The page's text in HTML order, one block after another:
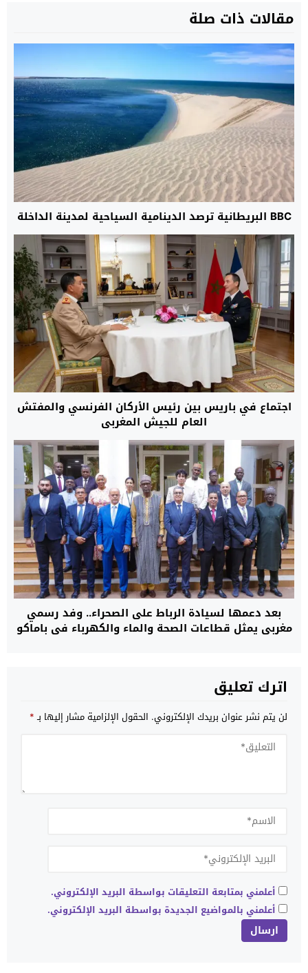
مقالات ذات صلة
BBC البريطانية ترصد الدينامية السياحية لمدينة الداخلة
اجتماع في باريس بين رئيس الأركان الفرنسي والمفتش
العام للجيش المغربي
بعد دعمها لسيادة الرباط على الصحراء.. وفد رسمي
مغربي يمثل قطاعات الصحة والماء والكهرباء في باماكو
اترك تعليق
لن يتم نشر عنوان بريدك الإلكتروني. الحقول الإلزامية مشار إليها بـ*
أعلمني بمتابعة التعليقات بواسطة البريد الإلكتروني.
أعلمني بالمواضيع الجديدة بواسطة البريد الإلكتروني.